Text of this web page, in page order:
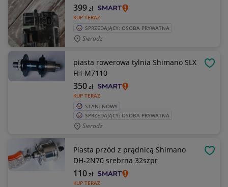
KUP TERAZ
399zł
SPRZEDAJĄCY: OSOBA PRYWATNA
Sieradz
piasta rowerowa tylnia Shimano SLX
FH-M7110
KUP TERAZ
350zł
STAN: NOWY
SPRZEDAJĄCY: OSOBA PRYWATNA
Sieradz
Piasta przód z prądnicą Shimano
DH-2N70 srebrna 32szpr
KUP TERAZ
110zł